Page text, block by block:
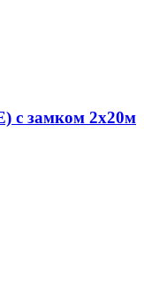
с замком 2х20м